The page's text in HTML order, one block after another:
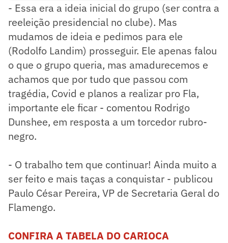
- Essa era a ideia inicial do grupo (ser contra a
reeleição presidencial no clube). Mas
mudamos de ideia e pedimos para ele
(Rodolfo Landim) prosseguir. Ele apenas falou
o que o grupo queria, mas amadurecemos e
achamos que por tudo que passou com
tragédia, Covid e planos a realizar pro Fla,
importante ele ficar - comentou Rodrigo
Dunshee, em resposta a um torcedor rubro-
negro.
- O trabalho tem que continuar! Ainda muito a
ser feito e mais taças a conquistar - publicou
Paulo César Pereira, VP de Secretaria Geral do
Flamengo.
CONFIRA A TABELA DO CARIOCA